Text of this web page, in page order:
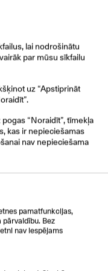
Interneta
tīkla bāzes.
– 1
lai nodrošinātu
par mūsu sīkfailu
uz “Apstiprināt
“Noraidīt”, tīmekļa
kas ir nepieciešamas
nav nepieciešama
pamatfunkcijas,
Bez
nav iespējams